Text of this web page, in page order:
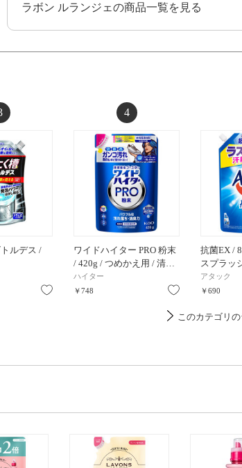
ラボン ルランジェの商品一覧を見る
ルデス /
お気に入り
4
ワイドハイター PRO 粉末
/ 420g / つめかえ用 / 清…
ハイター
￥748
お気に入り
抗菌EX /
スプラッ
アタック
￥690
このカテゴリ